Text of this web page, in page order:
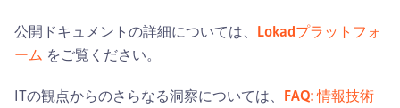
公開ドキュメントの詳細については、 Lokadプラットフォ
ーム をご覧ください。
ITの観点からのさらなる洞察については、 FAQ: 情報技術